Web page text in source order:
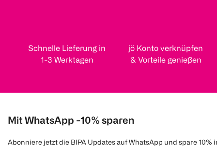
Schnelle Lieferung in
1-3 Werktagen
jö Konto verknüpfen
& Vorteile genießen
Mit WhatsApp -10% sparen
Abonniere jetzt die BIPA Updates auf WhatsApp und spare 10%